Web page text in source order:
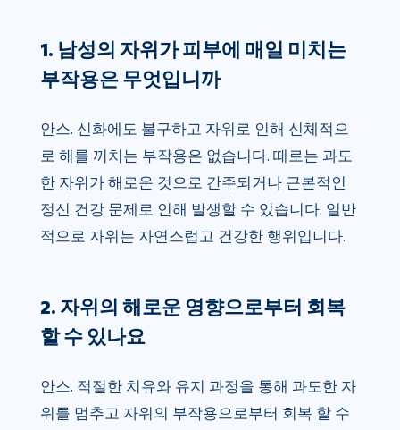
1. 남성의 자위가 피부에 매일 미치는
부작용은 무엇입니까
안스. 신화에도 불구하고 자위로 인해 신체적으
로 해를 끼치는 부작용은 없습니다. 때로는 과도
한 자위가 해로운 것으로 간주되거나 근본적인
정신 건강 문제로 인해 발생할 수 있습니다. 일반
적으로 자위는 자연스럽고 건강한 행위입니다.
2. 자위의 해로운 영향으로부터 회복
할 수 있나요
안스. 적절한 치유와 유지 과정을 통해 과도한 자
위를 멈추고 자위의 부작용으로부터 회복 할 수